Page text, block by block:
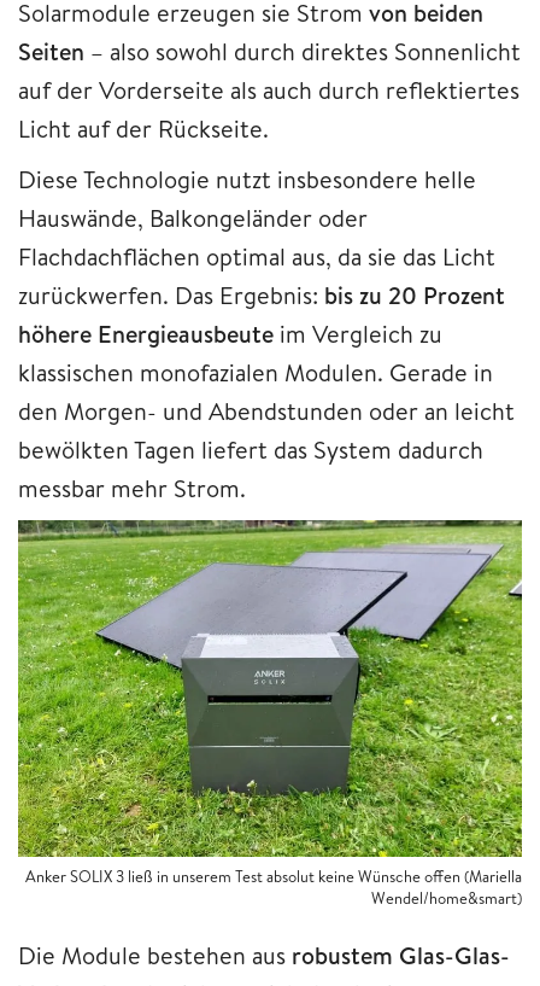
Solarmodule erzeugen sie Strom von beiden
Seiten – also sowohl durch direktes Sonnenlicht
auf der Vorderseite als auch durch reflektiertes
Licht auf der Rückseite.
Diese Technologie nutzt insbesondere helle
Hauswände, Balkongeländer oder
Flachdachflächen optimal aus, da sie das Licht
zurückwerfen. Das Ergebnis: bis zu 20 Prozent
höhere Energieausbeute im Vergleich zu
klassischen monofazialen Modulen. Gerade in
den Morgen- und Abendstunden oder an leicht
bewölkten Tagen liefert das System dadurch
messbar mehr Strom.
Anker SOLIX 3 ließ in unserem Test absolut keine Wünsche offen (Mariella
Wendel/home&smart)
Die Module bestehen aus robustem Glas-Glas-